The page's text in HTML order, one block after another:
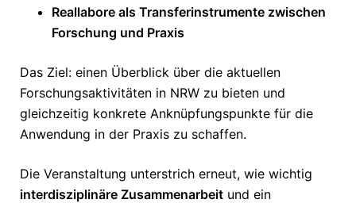
Reallabore als Transferinstrumente zwischen
Forschung und Praxis
Das Ziel: einen Überblick über die aktuellen
Forschungsaktivitäten in NRW zu bieten und
gleichzeitig konkrete Anknüpfungspunkte für die
Anwendung in der Praxis zu schaffen.
Die Veranstaltung unterstrich erneut, wie wichtig
interdisziplinäre Zusammenarbeit und ein